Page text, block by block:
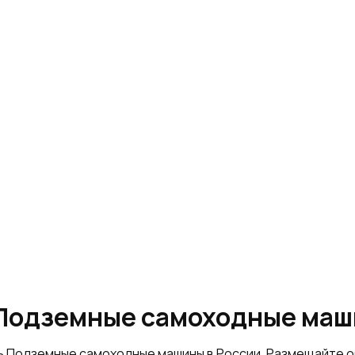
самоходные